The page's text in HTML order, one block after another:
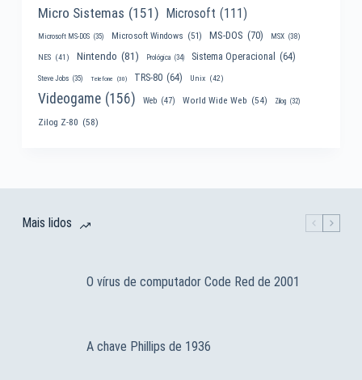
Micro Sistemas (151) Microsoft (111)
Microsoft MS-DOS (35) Microsoft Windows (51) MS-DOS (70) MSX (38)
NES (41) Nintendo (81) Prológica (34) Sistema Operacional (64)
Steve Jobs (35) Telefone (30) TRS-80 (64) Unix (42)
Videogame (156) Web (47) World Wide Web (54) Zilog (32)
Zilog Z-80 (58)
Mais lidos
O vírus de computador Code Red de 2001
A chave Phillips de 1936